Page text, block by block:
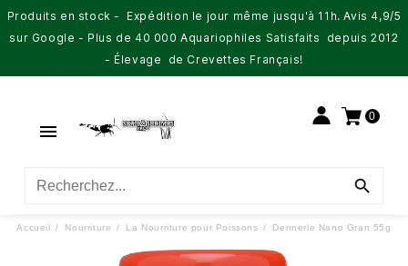
Produits en stock - Expédition le jour même jusqu'à 11h. Avis 4,9/5
sur Google - Plus de 40 000 Aquariophiles Satisfaits depuis 2012
- Élevage de Crevettes Français!

0

Accueil Nourriture La Nourriture pour Poissons Dennerle Nano Gran 55g